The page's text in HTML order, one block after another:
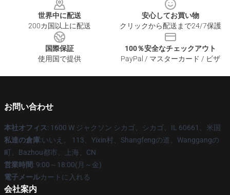
世界中に配送
200カ国以上に配送
安心してお買い物
クリックから配送まで24/7保護
国際保証
使用国で提供
100％安全なチェックアウト
PayPal / マスターカード / ビザ
お問い合わせ
本社オフィス: 1600 W ジャクソン シカゴ、シカゴ、IL 60661、米国
私達の倉庫:いいえ。 113、Yixin村、Shangfengの道、Wanggangの
町、Bazhou都市、上海、CN
営業時間: 9:00～18:00(月～金)
電子メールカートに入れる
会社案内